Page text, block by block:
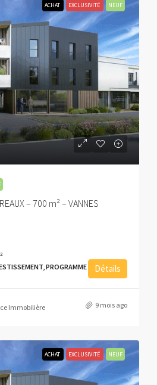
ACHAT EXCLUSIVITÉ NEUF
– 700 m² – VANNES
PROGRAMME NEUFDétails
Immobilière 9 mois ago
ACHAT EXCLUSIVITÉ NEUF